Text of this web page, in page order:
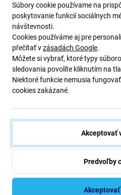
FixPremium
USB-C / USB-C kábel, 2
m, kompatibilný s Apple
9,98 €
Súbory cookie používame na
poskytovanie funkcií sociálnych
návštevnosti.
Cookies používáme aj pre
přečítať vzásadách Google.
Môžete si vybrať, ktoré typy
sledovania povolíte kliknutím na
Niektoré funkcie nemusia
cookies zakázané.
Akceptovať
Predvoľby